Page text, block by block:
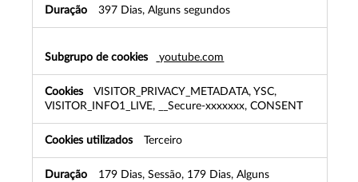
397 Dias, Alguns segundos
youtube.com
VISITOR_PRIVACY_METADATA, YSC,
VISITOR_INFO1_LIVE, __Secure-xxxxxxx, CONSENT
Terceiro
179 Dias, Sessão, 179 Dias, Alguns